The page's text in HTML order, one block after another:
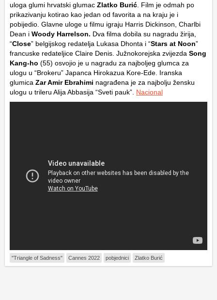
uloga glumi hrvatski glumac Zlatko Burić . Film je odmah po
prikazivanju kotirao kao jedan od favorita a na kraju je i
pobijedio. Glavne uloge u filmu igraju Harris Dickinson, Charlbi
Dean i Woody Harrelson. Dva filma dobila su nagradu žirija,
“Close” belgijskog redatelja Lukasa Dhonta i “Stars at Noon”
francuske redateljice Claire Denis. Južnokorejska zvijezda Song
Kang-ho (55) osvojio je u nagradu za najboljeg glumca za
ulogu u “Brokeru” Japanca Hirokazua Kore-Ede. Iranska
glumica Zar Amir Ebrahimi nagrađena je za najbolju žensku
ulogu u trileru Alija Abbasija “Sveti pauk”. Nacional
"Triangle of Sadness" Cannes 2022 pobjednici Zlatko Burić